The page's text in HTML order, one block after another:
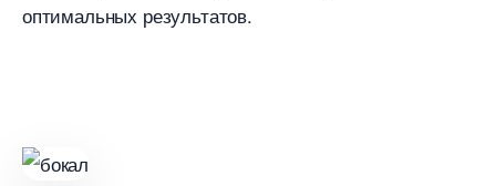
оптимальных результатов.